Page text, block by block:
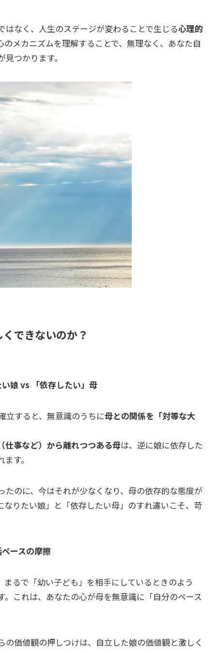
なく、人生のステージが変わることで生じる心理的
メカニズムを理解することで、無理なく、あなた自
つかります。
できないのか？
娘 vs 「依存したい」母
立すると、無意識のうちに母との関係を「対等な大
仕事など）から離れつつある母は、逆に娘に依存した
す。
のに、今はそれが少なくなり、母の依存的な態度が
りたい娘」と「依存したい母」のすれ違いこそ、苛
ースの摩擦
るで「幼い子ども」を相手にしているときのよう
これは、あなたの心が母を無意識に「自分のペース
価値観の押しつけは、自立した娘の価値観と激しく